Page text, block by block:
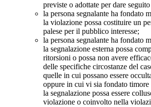
previste o adottate per dare
la persona segnalante ha fondato
la violazione possa costituire un
palese per il pubblico interesse;
la persona segnalante ha fondato
la segnalazione esterna possa
ritorsioni o possa non avere
delle specifiche circostanze del
quelle in cui possano essere
oppure in cui vi sia fondato
la segnalazione possa essere
violazione o coinvolto nella